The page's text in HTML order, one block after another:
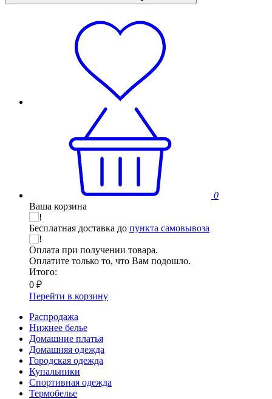
0
Ваша корзина
Бесплатная доставка до пункта самовывоза
Оплата при получении товара.
Оплатите только то, что Вам подошло.
Итого:
0 ₽
Перейти в корзину
Распродажа
Нижнее белье
Домашние платья
Домашняя одежда
Городская одежда
Купальники
Спортивная одежда
Термобелье